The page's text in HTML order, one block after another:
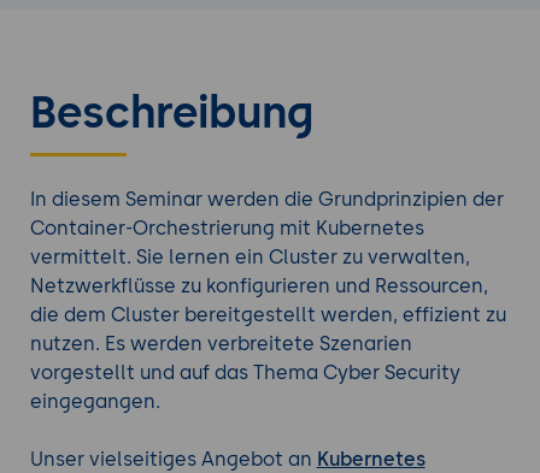
Beschreibung
In diesem Seminar werden die Grundprinzipien der
Container-Orchestrierung mit Kubernetes
vermittelt. Sie lernen ein Cluster zu verwalten,
Netzwerkflüsse zu konfigurieren und Ressourcen,
die dem Cluster bereitgestellt werden, effizient zu
nutzen. Es werden verbreitete Szenarien
vorgestellt und auf das Thema Cyber Security
eingegangen.
Unser vielseitiges Angebot an Kubernetes